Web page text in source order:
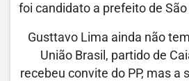
foi candidato a prefeito de
Gusttavo Lima ainda não
União Brasil, partido de
recebeu convite do PP, mas a